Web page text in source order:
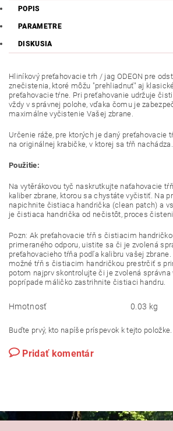
POPIS
PARAMETRE
DISKUSIA
Hliníkový preťahovacie trh / jag ODEON pre
znečistenia, ktoré môžu "prehliadnuť" aj
preťahovacie tŕne. Pri preťahovanie udržuje
vždy v správnej polohe, vďaka čomu je
maximálne vyčistenie Vašej zbrane.
Určenie ráže, pre ktorých je daný preťahovacie
na originálnej krabičke, v ktorej sa tŕň nachádza.
Použitie:
Na vytěrákovou tyč naskrutkujte naťahovacie
kaliber zbrane, ktorou sa chystáte vyčistiť. Na
napichnite čistiaca handrička (clean patch) a
je čistiaca handrička od nečistôt, proces
Pozn: Ak preťahovacie tŕň s čistiacim
primeraného odporu, uistite sa či je zvolená
preťahovacieho tŕňa podľa kalibru vašej zbrane.
možné tŕň s čistiacim handričkou prestrčiť s
potom najprv skontrolujte či je zvolená
poprípade máličko zastrihnite čistiaci handru.
Hmotnosť 0.03 kg
Buďte prvý, kto napíše príspevok k tejto položke.
Pridať komentár